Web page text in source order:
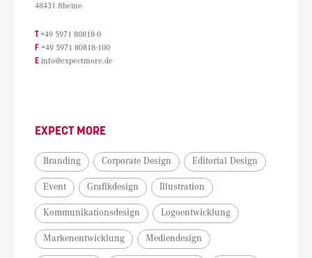
48431 Rheine
T +49 5971 80818-0
F +49 5971 80818-100
E info@expectmore.de
EXPECT MORE
Branding Corporate Design Editorial Design
Event Grafikdesign Illustration
Kommunikationsdesign Logoentwicklung
Markenentwicklung Mediendesign